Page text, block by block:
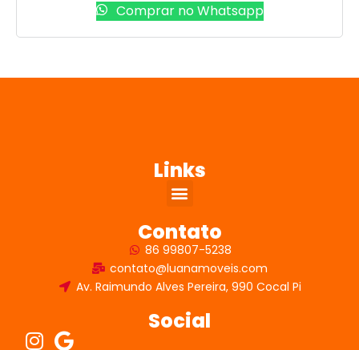
Comprar no Whatsapp
Links
Contato
86 99807-5238
contato@luanamoveis.com
Av. Raimundo Alves Pereira, 990 Cocal Pi
Social